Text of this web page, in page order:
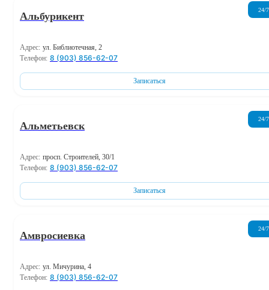
Альбурикент
24/7
Адрес: ул. Библиотечная, 2
Телефон: 8 (903) 856-62-07
Записаться
Альметьевск
24/7
Адрес: просп. Строителей, 30/1
Телефон: 8 (903) 856-62-07
Записаться
Амвросиевка
24/7
Адрес: ул. Мичурина, 4
Телефон: 8 (903) 856-62-07